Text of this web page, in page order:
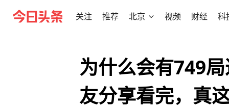
关注 推荐 北京 视频 财经 科
为什么会有749
友分享看完，真